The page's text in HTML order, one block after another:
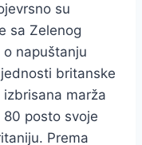
su
sa Zelenog
napuštanju
britanske
marža
80 posto svoje
Prema